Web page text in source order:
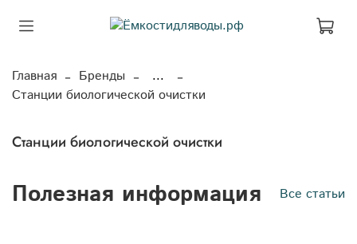
Главная Бренды
...
Станции биологической очистки
Станции биологической очистки
Полезная информация Все статьи